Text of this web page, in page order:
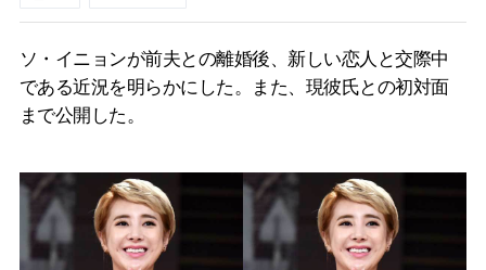
ソ・イニョンが前夫との離婚後、新しい恋人と交際中
である近況を明らかにした。また、現彼氏との初対面
まで公開した。